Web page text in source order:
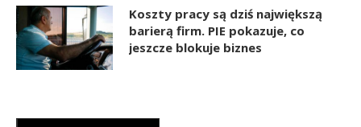
Koszty pracy są dziś największą
barierą firm. PIE pokazuje, co
jeszcze blokuje biznes